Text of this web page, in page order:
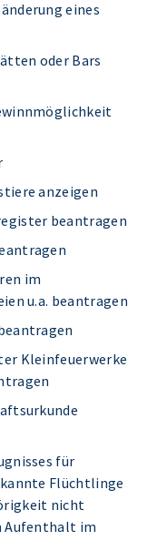
eines
oder Bars
anzeigen
beantragen
im
u.a. beantragen
Kleinfeuerwerke
für
Flüchtlinge
nicht
Aufenthalt im